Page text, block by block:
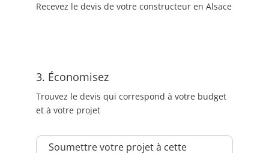
Recevez le devis de votre constructeur en Alsace
3. Économisez
Trouvez le devis qui correspond à votre budget
et à votre projet
Soumettre votre projet à cette